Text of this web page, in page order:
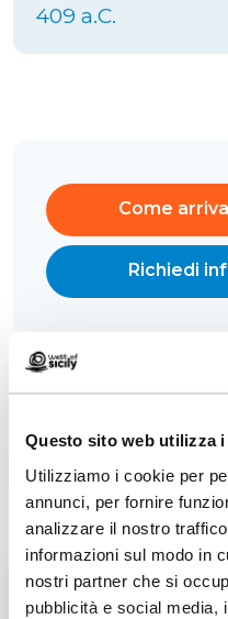
Questo sito web utilizza
Utilizziamo i cookie per
annunci, per fornire
analizzare il nostro
informazioni sul modo in
nostri partner che si
pubblicità e social media,
Come
Richiedi
409 a.C.
Contenuti